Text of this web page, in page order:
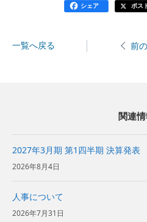
シェア ポス
一覧へ戻る 前
関連
2027年3月期 第1四半期 決算発表
2026年8月4日
人事について
2026年7月31日